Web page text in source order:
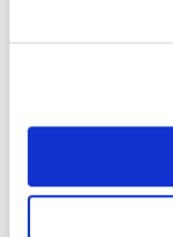
Pie parasol